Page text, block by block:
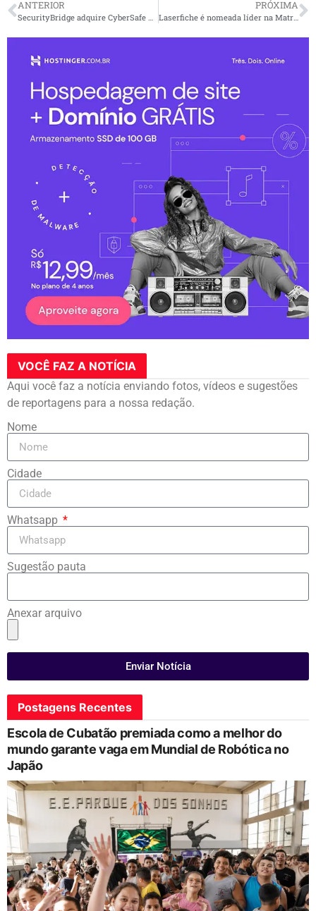
ANTERIOR
SecurityBridge adquire CyberSafe para fornecer SSO contextual, MFA e autenticação sem senha a usuários SAP
PRÓXIMA
Laserfiche é nomeada líder na Matriz de Valor de Tecnologia para Serviços de Conteúdo e Colaboração da Nucleus Research
VOCÊ FAZ A NOTÍCIA
Aqui você faz a notícia enviando fotos, vídeos e sugestões
de reportagens para a nossa redação.
Nome
Cidade
Whatsapp
Sugestão pauta
Anexar arquivo
Enviar Notícia
Postagens Recentes
Escola de Cubatão premiada como a melhor do
mundo garante vaga em Mundial de Robótica no
Japão